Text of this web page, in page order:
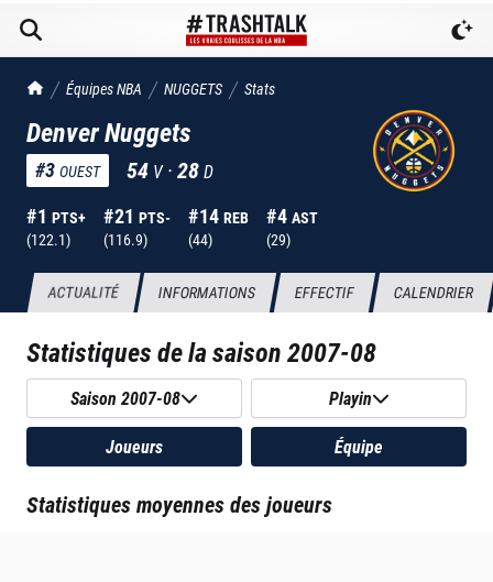
TrashTalk Actu NBA
Équipes NBA NUGGETS Stats
Denver Nuggets
#3 OUEST 54 V ·28D
#1 PTS+
(122.1)
#21 PTS-
(116.9)
#14 REB
(44)
#4 AST
(29)
ACTUALITÉ INFORMATIONS EFFECTIF CALENDRIER
Statistiques de la saison2007-08
Saison 2007-08 Playin
Joueurs Équipe
Statistiques moyennes des joueurs